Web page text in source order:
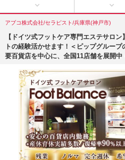
アブコ株式会社/セラピスト/兵庫県(神戸市)
【ドイツ式フットケア専門エステサロ
トの経験活かせます！＜ピップグルー
要百貨店を中心に、全国11店舗を展開中